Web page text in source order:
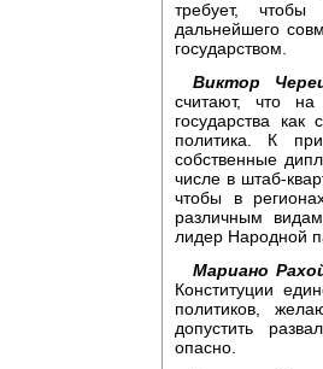
требует,
дальнейшего
государством.
Виктор
считают, что
государства
политика. К
собственные
числе в штаб-
чтобы в
различным
лидер Народной
Мариано
Конституции
политиков,
допустить
опасно.